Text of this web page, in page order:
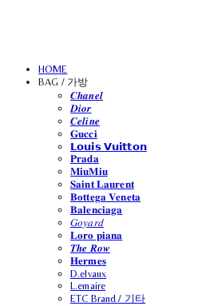
HOME
BAG / 가방
𝑪𝒉𝒂𝒏𝒆𝒍
𝑫𝒊𝒐𝒓
𝑪𝒆𝒍𝒊𝒏𝒆
𝐆𝐮𝐜𝐜𝐢
𝗟𝗼𝘂𝗶𝘀 𝗩𝘂𝗶𝘁𝘁𝗼𝗻
𝐏𝐫𝐚𝐝𝐚
𝐌𝐢𝐮𝐌𝐢𝐮
𝐒𝐚𝐢𝐧𝐭 𝐋𝐚𝐮𝐫𝐞𝐧𝐭
𝐁𝐨𝐭𝐭𝐞𝐠𝐚 𝐕𝐞𝐧𝐞𝐭𝐚
𝐁𝐚𝐥𝐞𝐧𝐜𝐢𝐚𝐠𝐚
𝐺𝑜𝑦𝑎𝑟𝑑
𝐋𝐨𝐫𝐨 𝐩𝐢𝐚𝐧𝐚
𝑻𝒉𝒆 𝑹𝒐𝒘
𝐇𝐞𝐫𝐦𝐞𝐬
D.elvaux
L.emaire
ETC Brand / 기타